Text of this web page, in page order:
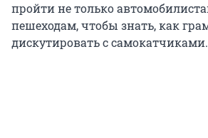
пройти не только
пешеходам, чтобы знать, как
дискутировать с самокатчиками.